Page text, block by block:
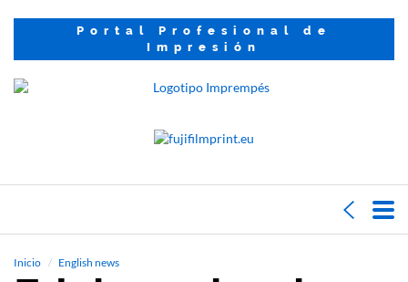
Portal Profesional de
Impresión
Inicio English news